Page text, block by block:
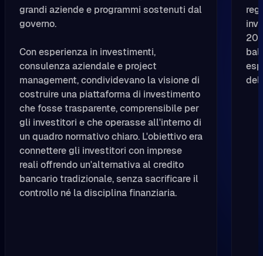
grandi aziende e programmi sostenuti dal
governo.
Con esperienza in investimenti,
consulenza aziendale e project
management, condividevano la visione di
costruire una piattaforma di investimento
che fosse trasparente, comprensibile per
gli investitori e che operasse all'interno di
un quadro normativo chiaro. L'obiettivo era
connettere gli investitori con imprese
reali offrendo un'alternativa al credito
bancario tradizionale, senza sacrificare il
controllo né la disciplina finanziaria.
del